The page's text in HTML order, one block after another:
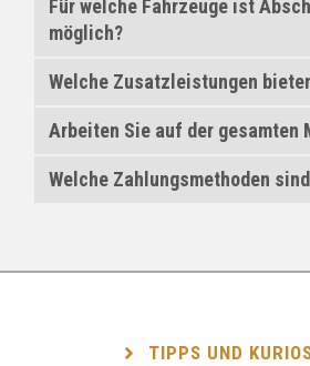
Für welche Fahrzeuge ist
möglich?
Welche Zusatzleistungen
Arbeiten Sie auf der gesamten
Welche Zahlungsmethoden
TIPPS UND